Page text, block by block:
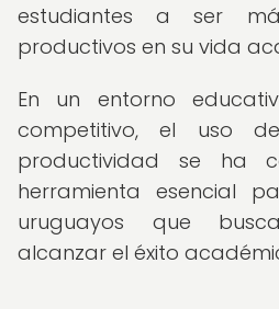
estudiantes a ser
productivos en su vida
En un entorno
competitivo, el uso
productividad se ha
herramienta esencial
uruguayos que
alcanzar el éxito